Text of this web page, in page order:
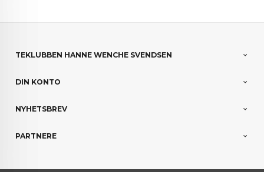
TEKLUBBEN HANNE WENCHE SVENDSEN
DIN KONTO
NYHETSBREV
PARTNERE